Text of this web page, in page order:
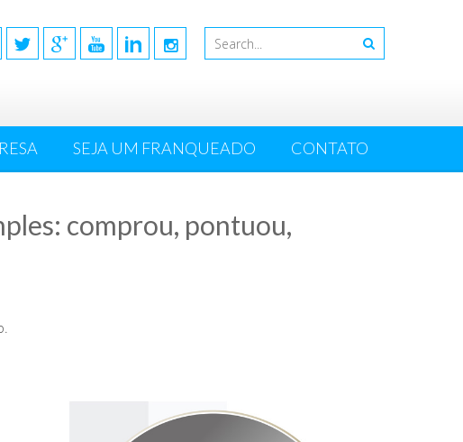
SEJA UM FRANQUEADO CONTATO
comprou, pontuou,